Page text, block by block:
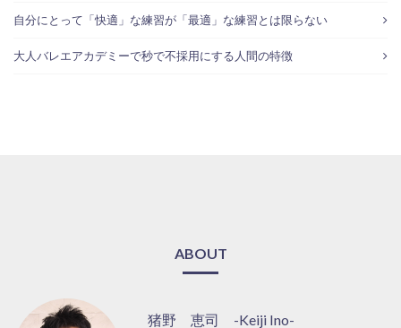
自分にとって「快適」な練習が「最適」な練習とは限らない
大人バレエアカデミーで秒で不採用にする人間の特徴
ABOUT
猪野 恵司 -Keiji Ino-